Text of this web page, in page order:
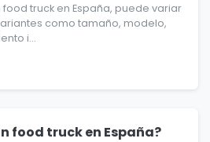
truck en España, puede variar
como tamaño, modelo,
i...
food truck en España?